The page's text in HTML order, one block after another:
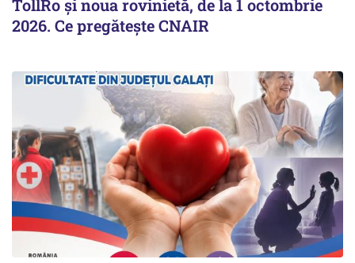
TollRo şi noua rovinietă, de la 1 octombrie
2026. Ce pregăteşte CNAIR